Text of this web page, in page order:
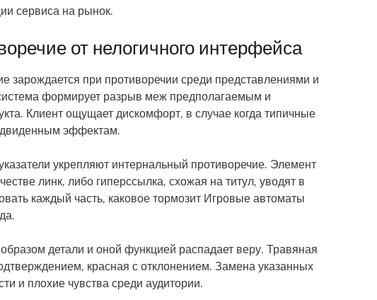
сервиса на рынок.
от нелогичного интерфейса
зарождается при противоречии среди представлениями и
формирует разрыв меж предполагаемым и
Клиент ощущает дискомфорт, в случае когда типичные
эффектам.
укрепляют интернальный противоречие. Элемент
линк, либо гиперссылка, схожая на титул, уводят в
каждый часть, каковое тормозит Игровые автоматы
детали и оной функцией распадает веру. Травяная
красная с отклонением. Замена указанных
и плохие чувства среди аудитории.